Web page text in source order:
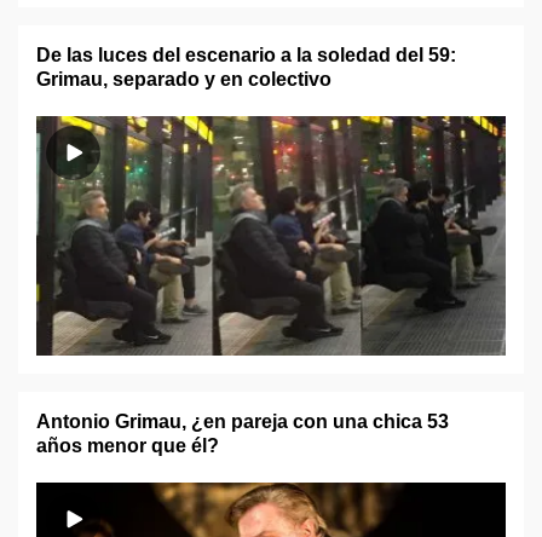
De las luces del escenario a la soledad del 59:
Grimau, separado y en colectivo
Antonio Grimau, ¿en pareja con una chica 53
años menor que él?